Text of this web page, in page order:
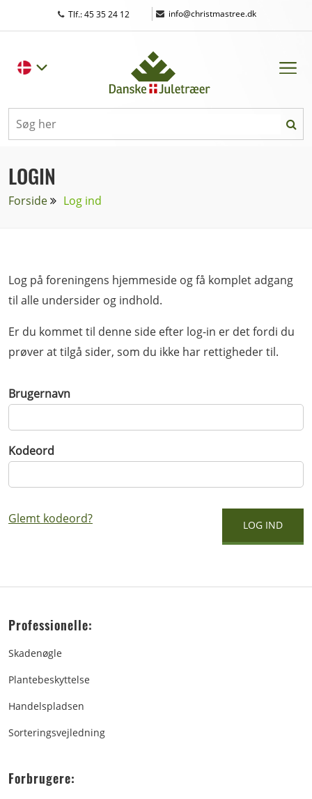
Tlf.: 45 35 24 12 | info@christmastree.dk
LOGIN
Forside Log ind
Log på foreningens hjemmeside og få komplet adgang
til alle undersider og indhold.
Er du kommet til denne side efter log-in er det fordi du
prøver at tilgå sider, som du ikke har rettigheder til.
Brugernavn
Kodeord
Glemt kodeord?
Professionelle:
Skadenøgle
Plantebeskyttelse
Handelspladsen
Sorteringsvejledning
Forbrugere: